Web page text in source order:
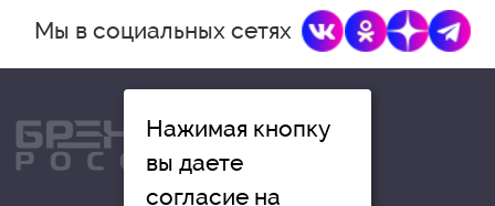
Мы в социальных сетях
Нажимая кнопку
вы даете
согласие на